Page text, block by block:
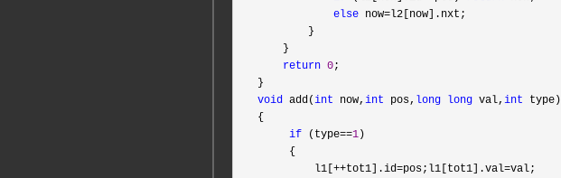
else now=l2[now].nxt;
        }
    }
return 0;
void add(int now, int pos, long long val, int type)
{
if (type==1)
     {
         l1[
++tot1].id=pos;l1[tot1].val=val;